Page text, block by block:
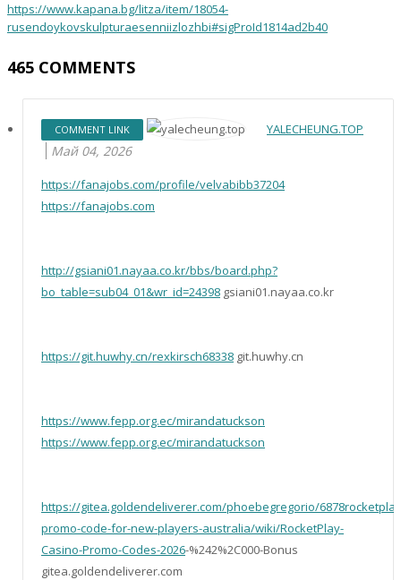
https://www.kapana.bg/litza/item/18054-
rusendoykovskulpturaesenniizlozhbi#sigProId1814ad2b40
465 COMMENTS
COMMENT LINK YALECHEUNG.TOP
Май 04, 2026
https://fanajobs.com/profile/velvabibb37204
https://fanajobs.com
http://gsiani01.nayaa.co.kr/bbs/board.php?
bo_table=sub04_01&wr_id=24398 gsiani01.nayaa.co.kr
https://git.huwhy.cn/rexkirsch68338 git.huwhy.cn
https://www.fepp.org.ec/mirandatuckson
https://www.fepp.org.ec/mirandatuckson
https://gitea.goldendeliverer.com/phoebegregorio/
promo-code-for-new-players-australia/wiki/RocketPlay-
Casino-Promo-Codes-2026-%242%2C000-Bonus
gitea.goldendeliverer.com